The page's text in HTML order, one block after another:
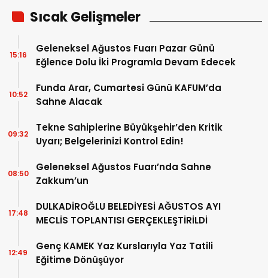
Sıcak Gelişmeler
Geleneksel Ağustos Fuarı Pazar Günü
Eğlence Dolu İki Programla Devam Edecek
15:16
Funda Arar, Cumartesi Günü KAFUM’da
Sahne Alacak
10:52
Tekne Sahiplerine Büyükşehir’den Kritik
Uyarı; Belgelerinizi Kontrol Edin!
09:32
Geleneksel Ağustos Fuarı’nda Sahne
Zakkum’un
08:50
DULKADİROĞLU BELEDİYESİ AĞUSTOS AYI
MECLİS TOPLANTISI GERÇEKLEŞTİRİLDİ
17:48
Genç KAMEK Yaz Kurslarıyla Yaz Tatili
Eğitime Dönüşüyor
12:49